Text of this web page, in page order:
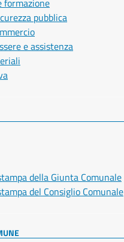
pubblica
e assistenza
della Giunta Comunale
del Consiglio Comunale